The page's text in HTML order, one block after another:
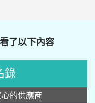
了以下內容
錄
的供應商